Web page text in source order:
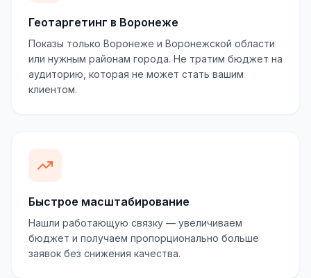
Геотаргетинг в Воронеже
Показы только Воронеже и Воронежской области
или нужным районам города. Не тратим бюджет на
аудиторию, которая не может стать вашим
клиентом.
Быстрое масштабирование
Нашли работающую связку — увеличиваем
бюджет и получаем пропорционально больше
заявок без снижения качества.